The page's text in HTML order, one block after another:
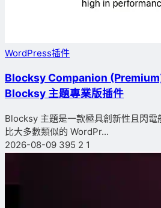
WordPress插件
Blocksy Companion
Blocksy 主題專業版插件
Blocksy 主題是一款極具創新性且閃電
比大多數類似的 WordPr...
2026-08-09 395 2 1